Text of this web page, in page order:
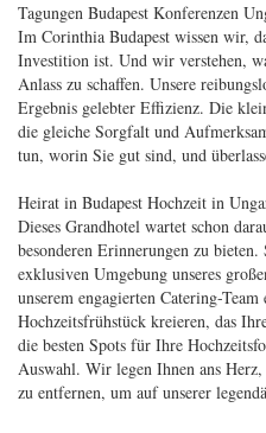
Tagungen Budapest Konferenzen
Im Corinthia Budapest wissen wir,
Investition ist. Und wir verstehen,
Anlass zu schaffen. Unsere
Ergebnis gelebter Effizienz. Die
die gleiche Sorgfalt und
tun, worin Sie gut sind, und
Heirat in Budapest Hochzeit in
Dieses Grandhotel wartet schon
besonderen Erinnerungen zu
exklusiven Umgebung unseres
unserem engagierten Catering-
Hochzeitsfrühstück kreieren, das
die besten Spots für Ihre
Auswahl. Wir legen Ihnen ans
zu entfernen, um auf unserer